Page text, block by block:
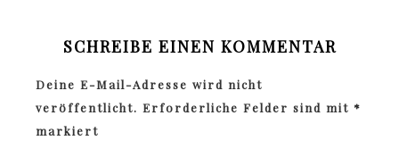
SCHREIBE EINEN KOMMENTAR
Deine E-Mail-Adresse wird nicht
veröffentlicht. Erforderliche Felder sind mit *
markiert